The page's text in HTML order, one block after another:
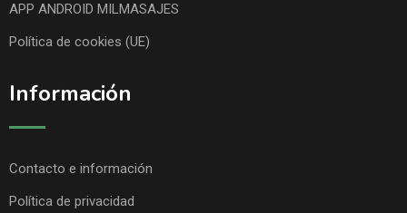
APP ANDROID MILMASAJES
Política de cookies (UE)
Información
Contacto e información
Política de privacidad